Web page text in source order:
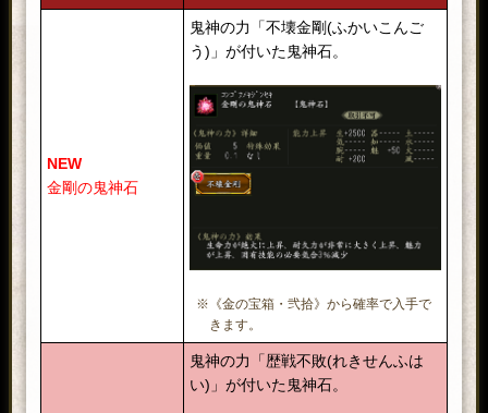
NEW
金剛の鬼神石
鬼神の力「不壊金剛(ふかいこんご
う)」が付いた鬼神石。
※《金の宝箱・弐拾》から確率で入手で
きます。
鬼神の力「歴戦不敗(れきせんふは
い)」が付いた鬼神石。